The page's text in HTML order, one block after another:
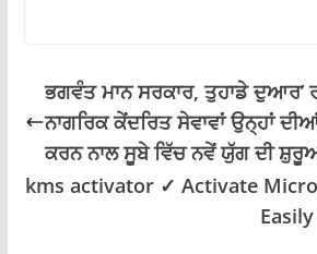
k p
ਭਗਵੰਤ ਮਾਨ ਸਰਕਾਰ, ਤੁਹਾਡੇ ਦੁਆਰ’
ਨਾਗਰਿਕ ਕੇਂਦਰਿਤ ਸੇਵਾਵਾਂ ਉਨ੍ਹਾਂ
ਕਰਨ ਨਾਲ ਸੂਬੇ ਵਿੱਚ ਨਵੇਂ ਯੁੱਗ ਦੀ
kms activator ✓ Activate